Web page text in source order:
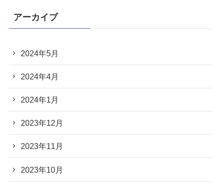
アーカイブ
2024年5月
2024年4月
2024年1月
2023年12月
2023年11月
2023年10月